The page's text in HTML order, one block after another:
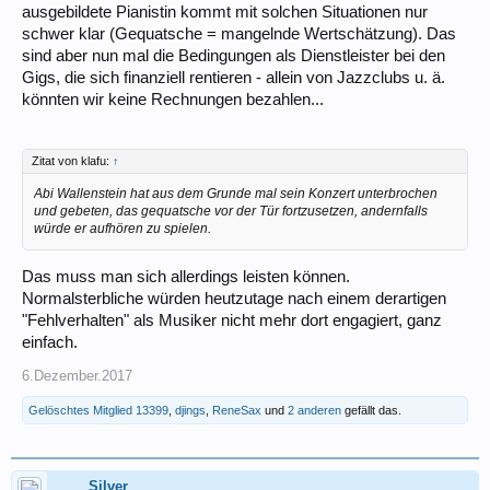
es finanziell noch weniger darstellbar sein.
Der knallharte Kapitalismus hier im Lande tut noch ein Übriges, man
hat die junge Generation hier so richtig über den Tisch gezogen, dass
sie eh den Rest ihres Lebens ihren Schuldenbergen nachlaufen
müssen.
Ich kenne einen unglaublich talentierten Nachwuchsmusiker, der
festgelebte Einkommensgrenze rutscht und damit seine nicht EU-
Ehefrau deportiert wird (das wird hier knallhart durchgezogen, da
kennen die nix). Wir haben es da noch relativ gut, da Dave doch recht
gut etabliert ist, aber sollte es mal schlecht laufen, droht mir auch die
Deportation, denn was ich verdiene ist dann erstmal völlig unerheblich.
ausgebildete Pianistin kommt mit solchen Situationen nur
schwer klar (Gequatsche = mangelnde Wertschätzung). Das
sind aber nun mal die Bedingungen als Dienstleister bei den
Gigs, die sich finanziell rentieren - allein von Jazzclubs u. ä.
könnten wir keine Rechnungen bezahlen...
Zitat von klafu: ↑
Abi Wallenstein hat aus dem Grunde mal sein Konzert unterbrochen
und gebeten, das gequatsche vor der Tür fortzusetzen, andernfalls
würde er aufhören zu spielen.
Das muss man sich allerdings leisten können.
Normalsterbliche würden heutzutage nach einem derartigen
"Fehlverhalten" als Musiker nicht mehr dort engagiert, ganz
einfach.
6.Dezember.2017
Gelöschtes Mitglied 13399 djings ReneSax und 2 anderen gefällt das.
Silver